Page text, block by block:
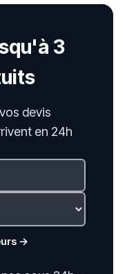
3
devis
en 24h
→